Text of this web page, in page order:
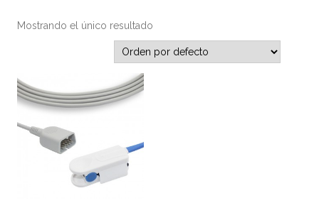
Mostrando el único resultado